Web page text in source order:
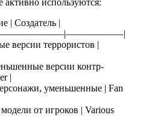
активно используются:
| Создатель |
версии террористов |
версии контр-
|
уменьшенные | Fan
от игроков | Various